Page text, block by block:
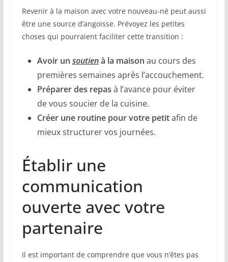
Revenir à la maison avec votre nouveau-né peut aussi
être une source d’angoisse. Prévoyez les petites
choses qui pourraient faciliter cette transition :
Avoir un soutienà la maison au cours des
premières semaines après l’accouchement.
Préparer des repas à l’avance pour éviter
de vous soucier de la cuisine.
Créer une routinepour votre petitafin de
mieux structurer vos journées.
Établir une
communication
ouverte avec votre
partenaire
Il est important de comprendre que vous n’êtes pas